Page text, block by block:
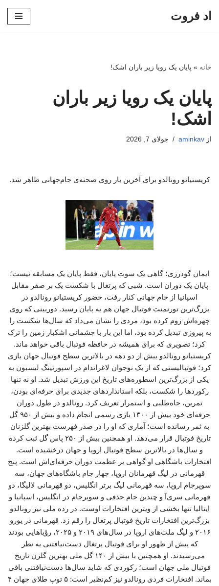
اد فروت
خانه » پایان یک رویا زیر باران اشک!
پایان یک رویا زیر باران
اشک!
از aminkav جولای 7, 2026
کریستیانو رونالدو برای آخرین بار روی صحنه‌ی جام‌جهانی ظاهر شد.
ایمان گودرزی؛ گاهی یک سوت پایان، فقط پایان یک مسابقه نیست؛
پایان یک دوران است. شبی که پرتغال با شکست یک بر صفر مقابل
اسپانیا از جام جهانی کنار رفت، حضور کریستیانو رونالدو در
بزرگ‌ترین تورنمنت فوتبال جهان هم به پایان رسید. دوربینی که روی
چهره‌اش زوم کرده بود، مردی را نشان می‌داد که سال‌ها شکست را
به پیروزی تبدیل کرده بود، اما این بار با چشمانی اشکبار زمین را ترک
کرد؛ تصویری که برای همیشه در حافظه فوتبال باقی خواهد ماند.
کریستیانو رونالدو بیش از دو دهه در بالاترین سطح فوتبال جهان بازی
کرد؛ فوتبالیستی که از یک نوجوان لاغراندام در اسپورتینگ لیسبون به
یکی از بزرگ‌ترین اسطوره‌های تاریخ این ورزش تبدیل شد. او نه تنها
رکوردها را شکست، بلکه استانداردهای جدیدی برای حرفه‌ای بودن،
تمرین، جاه‌طلبی و استمرار تعریف کرد. رونالدو در طول دوران
حرفه‌ای خود بیش از ۱۳۰۰ بازی رسمی انجام داده و بیش از ۹۵۰ گل
به ثمر رسانده است؛ آماری که او را در صدر فهرست بهترین گلزنان
تاریخ فوتبال قرار می‌دهد. او همچنین بیش از ۲۵۰ پاس گل ثبت کرده
و سال‌ها در بالاترین سطح فوتبال اروپا و جهان درخشیده است.
افتخارات باشگاهی او گواهی بر عظمت دوران حرفه‌ای‌اش است. پنج
قهرمانی در لیگ قهرمانان اروپا، چهار جام باشگاه‌های جهان، سه
سوپرجام اروپا، سه قهرمانی لیگ برتر انگلیس، دو قهرمانی لالیگا، دو
قهرمانی سری‌آ و چندین جام حذفی و سوپرجام در انگلیس، اسپانیا و
ایتالیا تنها بخشی از ویترین افتخارات اوست. در رده ملی نیز رونالدو
بزرگ‌ترین افتخارات تاریخ فوتبال پرتغال را رقم زد. قهرمانی در یورو
۲۰۱۶ و لیگ ملت‌های اروپا در سال‌های ۲۰۱۹ و ۲۰۲۵، رؤیاهایی بودند
که پیش از ظهور او برای فوتبال پرتغال دست‌نیافتنی به نظر
می‌رسیدند. او همچنین با بیش از ۱۴۰ گل ملی بهترین گلزن تاریخ
فوتبال ملی جهان است؛ رکوردی که شاید سال‌ها دست‌نیافتنی باقی
بماند. افتخارات فردی رونالدو نیز کم‌نظیر است: ۵ توپ طلای جهان ۴